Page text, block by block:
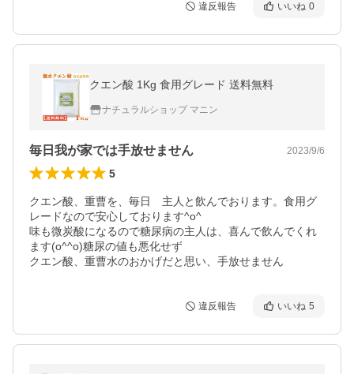
違反報告 いいね 0
クエン酸 1Kg 食用グレード 送料無料
ナチュラルショップ マニン
毎日我が家では手放せません 2023/9/6
5
クエン酸、重曹を、毎日　主人と飲んでおります。食用グ
レードなので安心しております^o^
味も微炭酸になるので糖尿病の主人は、喜んで飲んでくれ
ます(o^^o)糖尿の値も悪化せず
クエン酸、重曹水のおかげだと思い、手放せません
違反報告 いいね 5